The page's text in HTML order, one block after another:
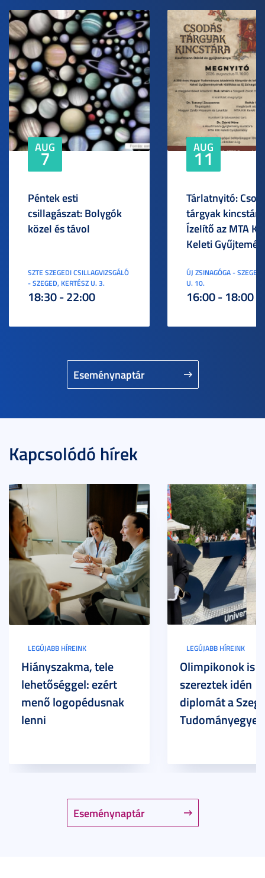
Eseménynaptár
AUG
7
Péntek esti
csillagászat: Bolygók
közel és távol
SZTE SZEGEDI CSILLAGVIZSGÁLÓ
- SZEGED, KERTÉSZ U. 3.
18:30 - 22:00
AUG
11
Tárlatnyitó:
tárgyak
Ízelítő az MTA
Keleti
ÚJ ZSINAGÓGA -
U. 10.
16:00 - 18:00
Kapcsolódó hírek
Eseménynaptár
LEGÚJABB HÍREINK
Hiányszakma, tele
lehetőséggel: ezért
menő logopédusnak
lenni
LEGÚJABB HÍREINK
Olimpikonok is
szereztek idén
diplomát a